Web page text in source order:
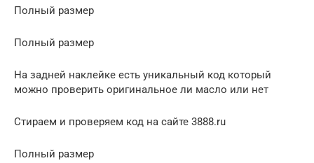
Полный размер
Полный размер
На задней наклейке есть уникальный код который
можно проверить оригинальное ли масло или нет
Стираем и проверяем код на сайте 3888.ru
Полный размер